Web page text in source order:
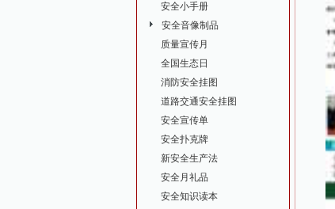
安全小手册
安全音像制品
质量宣传月
全国生态日
消防安全挂图
道路交通安全挂图
安全宣传单
安全扑克牌
新安全生产法
安全月礼品
安全知识读本